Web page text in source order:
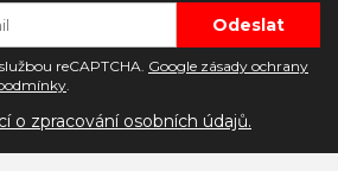
reCAPTCHA. Google zásady ochrany
.
o zpracování osobních údajů.